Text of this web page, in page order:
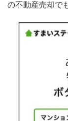
の不動産売却で